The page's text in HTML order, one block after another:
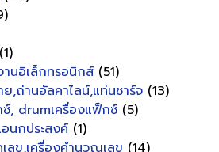
(1)
นอิเล็กทรอนิกส์ (51)
,ถ่านอัลคาไลน์,แท่นชาร์จ (13)
, drumเครื่องแฟ็กซ์ (5)
นกประสงค์ (1)
ลข,เครื่องคำนวณเลข (14)